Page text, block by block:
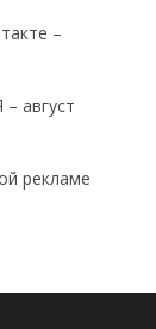
–
август
рекламе